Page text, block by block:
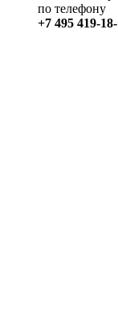
по телефону
+7 495 419-